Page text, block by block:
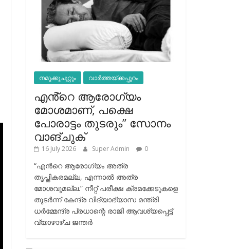
നമുക്കുചുറ്റും വാർത്തയ്ക്കപ്പുറം
എൻ്റെ ആരോഗ്യം
മോശമാണ്, പക്ഷെ
പോരാട്ടം തുടരും” സോനം
വാങ്ചുക്
16 July 2026 Super Admin 0
“എന്‍റെ ആരോഗ്യം അത്ര
തൃപ്തികരമല്ല, എന്നാൽ അത്ര
മോശവുമല്ല.” നീറ്റ് പരീക്ഷ ക്രമക്കേടുകളെ
തുടർന്ന് കേന്ദ്ര വിദ്യാഭ്യാസ മന്ത്രി
ധർമ്മേന്ദ്ര പ്രധാന്റെ രാജി ആവശ്യപ്പെട്ട്
വ്യാഴാഴ്ച ജന്തർ